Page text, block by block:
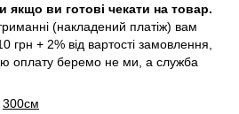
якщо ви готові чекати на товар.
(накладений платіж) вам
грн + 2% від вартості замовлення,
оплату беремо не ми, а служба
300см